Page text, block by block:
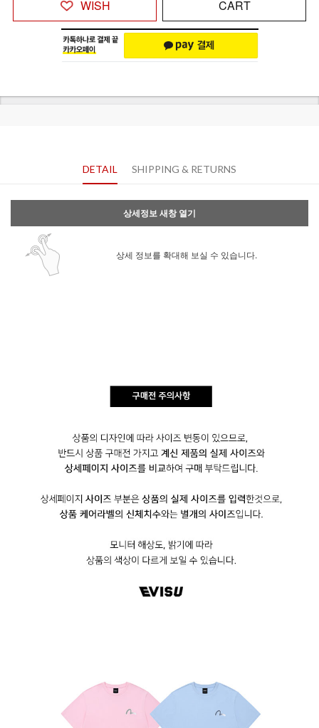
WISH CART
DETAIL SHIPPING & RETURNS
상세정보 새창 열기
상세 정보를 확대해 보실 수 있습니다.